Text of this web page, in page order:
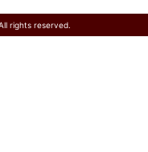
rights reserved.